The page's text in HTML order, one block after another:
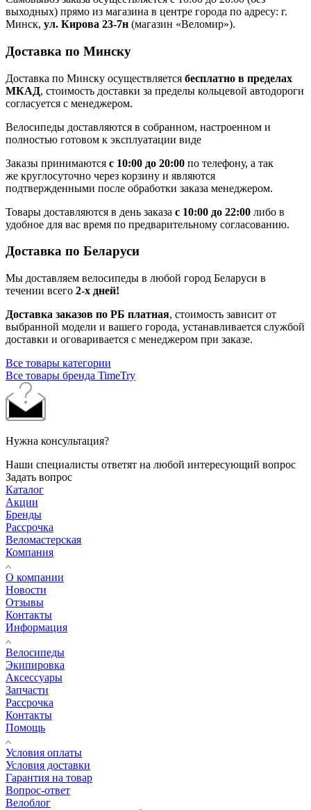
выходных) прямо из магазина в центре города по адресу: г.
Минск, ул. Кирова 23-7н (магазин «Веломир»).
Доставка по Минску
Доставка по Минску осуществляется бесплатно в пределах
МКАД, стоимость доставки за пределы кольцевой автодороги
согласуется с менеджером.
Велосипеды доставляются в собранном, настроенном и
полностью готовом к эксплуатации виде
Заказы принимаются с 10:00 до 20:00 по телефону, а так
же круглосуточно через корзину и являются
подтвержденными после обработки заказа менеджером.
Товары доставляются в день заказа с 10:00 до 22:00 либо в
удобное для вас время по предварительному согласованию.
Доставка по Беларуси
Мы доставляем велосипеды в любой город Беларуси в
течении всего 2-х дней!
Доставка заказов по РБ платная, стоимость зависит от
выбранной модели и вашего города, устанавливается службой
доставки и оговаривается с менеджером при заказе.
Все товары категории
Все товары бренда TimeTry
Нужна консультация?
Наши специалисты ответят на любой интересующий вопрос
Задать вопрос
Каталог
Акции
Бренды
Рассрочка
Веломастерская
Компания
О компании
Новости
Отзывы
Контакты
Информация
Велосипеды
Экипировка
Аксессуары
Запчасти
Рассрочка
Контакты
Помощь
Условия оплаты
Условия доставки
Гарантия на товар
Вопрос-ответ
Велоблог